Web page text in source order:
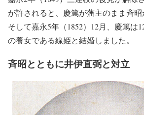
が許されると、慶篤が藩主のまま斉昭
そして嘉永5年（1852）12月、慶篤は
の養女である線姫と結婚しました。
斉昭とともに井伊直弼と対立